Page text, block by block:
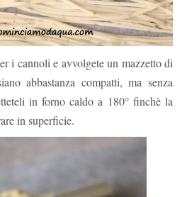
i cannoli e avvolgete un mazzetto di
abbastanza compatti, ma senza
in forno caldo a 180° finchè la
in superficie.